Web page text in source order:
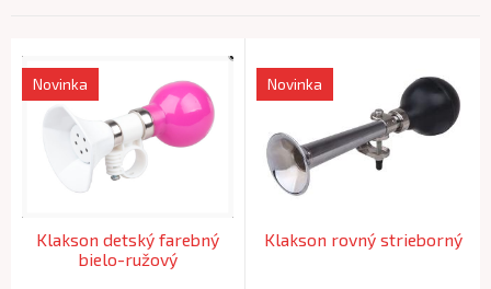
Klakson detský farebný
bielo-ružový
Novinka
Klakson rovný strieborný
Novinka